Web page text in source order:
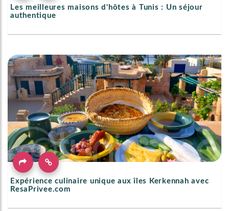
Les meilleures maisons d'hôtes à Tunis : Un séjour
authentique
Expérience culinaire unique aux îles Kerkennah avec
ResaPrivee.com